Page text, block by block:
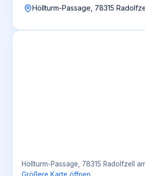
Höllturm-Passage, 78315
Höllturm-Passage, 78315 Radolfzell